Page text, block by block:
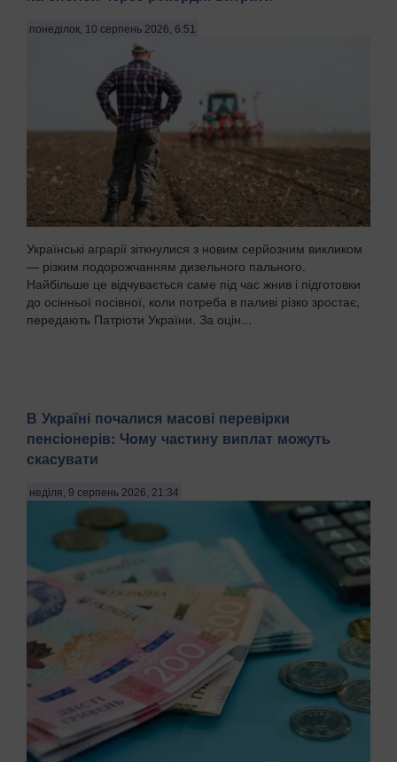
понеділок, 10 серпень 2026, 6:51
Українські аграрії зіткнулися з новим серйозним викликом
— різким подорожчанням дизельного пального.
Найбільше це відчувається саме під час жнив і підготовки
до осінньої посівної, коли потреба в паливі різко зростає,
передають Патріоти України. За оцін...
В Україні почалися масові перевірки
пенсіонерів: Чому частину виплат можуть
скасувати
неділя, 9 серпень 2026, 21:34